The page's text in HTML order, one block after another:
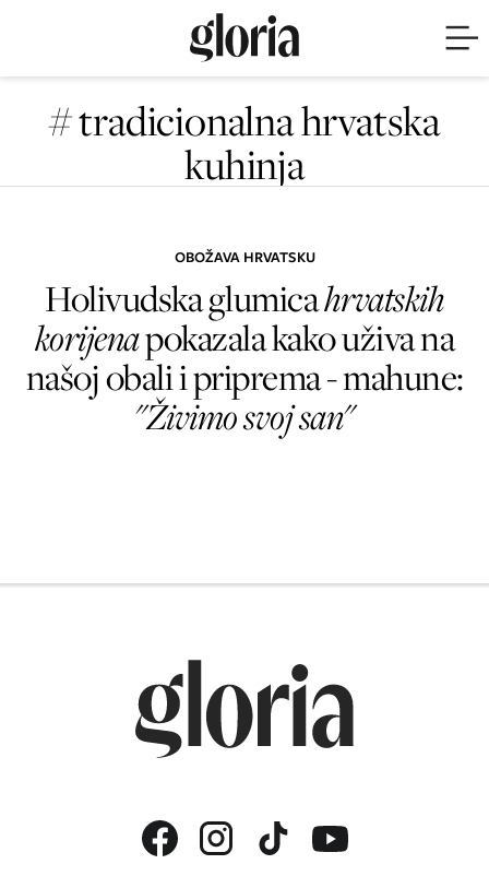
# tradicionalna hrvatska
kuhinja
OBOŽAVA HRVATSKU
Holivudska glumicahrvatskih
korijenapokazala kako uživa na
našoj obali i priprema - mahune:
"Živimo svoj san"